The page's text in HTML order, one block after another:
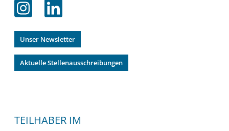
Unser Newsletter
Aktuelle Stellenausschreibungen
TEILHABER IM